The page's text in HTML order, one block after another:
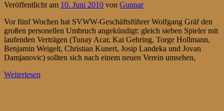
Veröffentlicht am 10. Juni 2010 von Gunnar
Vor fünf Wochen hat SVWW-Geschäftsführer Wolfgang Gräf den
großen personellen Umbruch angekündigt: gleich sieben Spieler mit
laufenden Verträgen (Tunay Acar, Kai Gehring, Torge Hollmann,
Benjamin Weigelt, Christian Kunert, Josip Landeka und Jovan
Damjanovic) sollten sich nach einem neuen Verein umsehen,
Weiterlesen